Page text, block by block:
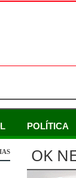
POLÍTICA
OK